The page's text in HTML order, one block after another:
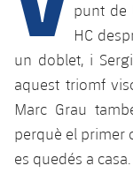
plusicon
més
Instal·lacions
Spotify Camp
SUB13
SUB12
SUB11 B
SUB13 B
SUB12 C
SUB11 C
Entrades
Gameday
Resultats
Base
Barça
Junior
Cadet A
Campus
PLUSICON
MÉS
Primer
plusicon
més
Actualitat
Barça Atlètic
plusicon
més
punt de
HC
un doblet, i
aquest triomf
Marc Grau
perquè el primer
es quedés a casa.